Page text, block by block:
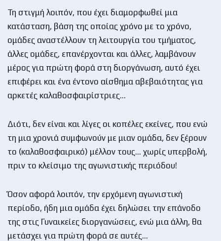
Τη στιγμή λοιπόν, που έχει διαμορφωθεί μια
κατάσταση, βάση της οποίας χρόνο με το χρόνο,
ομάδες αναστέλλουν τη λειτουργία του τμήματος,
άλλες ομάδες, επανέρχονται και άλλες, λαμβάνουν
μέρος για πρώτη φορά στη διοργάνωση, αυτό έχει
επιφέρει και ένα έντονο αίσθημα αβεβαιότητας για
αρκετές καλαθοσφαιρίστριες…
Διότι, δεν είναι και λίγες οι κοπέλες εκείνες, που ενώ
τη μια χρονιά συμφωνούν με μιαν ομάδα, δεν ξέρουν
το (καλαθοσφαιρικό) μέλλον τους… χωρίς υπερβολή,
πριν το κλείσιμο της αγωνιστικής περιόδου!
Όσον αφορά λοιπόν, την ερχόμενη αγωνιστική
περίοδο, ήδη μια ομάδα έχει δηλώσει την επάνοδο
της στις Γυναικείες διοργανώσεις, ενώ μια άλλη, θα
μετάσχει για πρώτη φορά σε αυτές…